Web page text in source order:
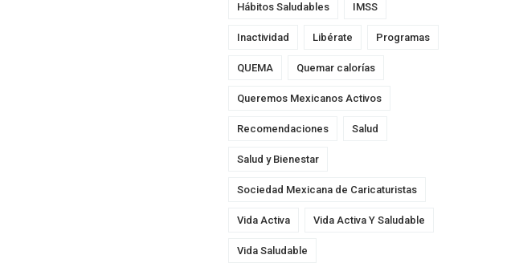
Hábitos Saludables IMSS
Inactividad Libérate Programas
QUEMA Quemar calorías
Queremos Mexicanos Activos
Recomendaciones Salud
Salud y Bienestar
Sociedad Mexicana de Caricaturistas
Vida Activa Vida Activa Y Saludable
Vida Saludable